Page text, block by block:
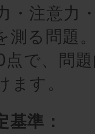
・注意力
測る問題
点で、問
ます。
準：